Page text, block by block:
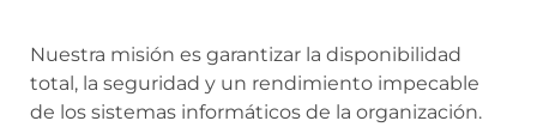
Nuestra misión es garantizar la disponibilidad
total, la seguridad y un rendimiento impecable
de los sistemas informáticos de la organización.